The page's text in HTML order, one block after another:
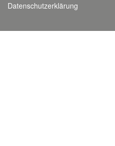
Datenschutzerklärung